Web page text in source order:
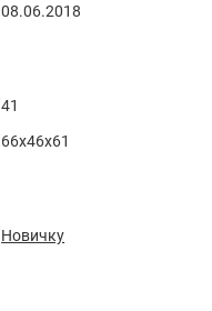
08.06.2018
41
66x46x61
Новичку